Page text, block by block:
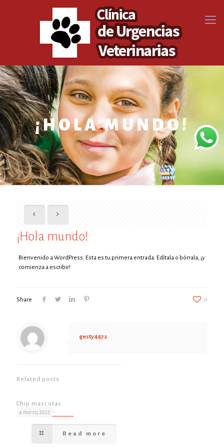
¡HOLA MUNDO!
¡Hola mundo!
Bienvenido a WordPress. Esta es tu primera entrada. Edítala o bórrala, ¡y
comienza a escribir!
Share 0
gesty4472
Related posts
4 marzo, 2023
Chip mascotas
Read more